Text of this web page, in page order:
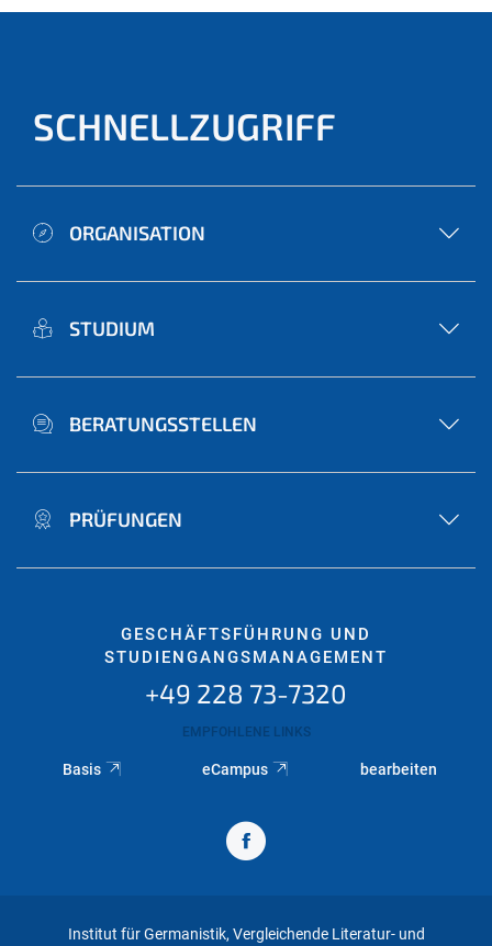
SCHNELLZUGRIFF
ORGANISATION
STUDIUM
BERATUNGSSTELLEN
PRÜFUNGEN
GESCHÄFTSFÜHRUNG UND
STUDIENGANGSMANAGEMENT
+49 228 73-7320
EMPFOHLENE LINKS
Basis eCampus bearbeiten
Institut für Germanistik, Vergleichende Literatur- und